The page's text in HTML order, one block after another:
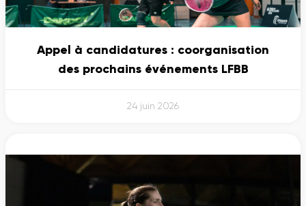
Appel à candidatures : coorganisation
des prochains événements LFBB
24 juin 2026